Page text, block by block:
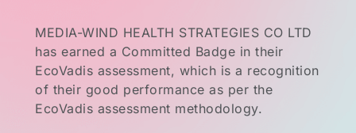
MEDIA-WIND HEALTH STRATEGIES CO LTD
has earned a Committed Badge in their
EcoVadis assessment, which is a recognition
of their good performance as per the
EcoVadis assessment methodology.